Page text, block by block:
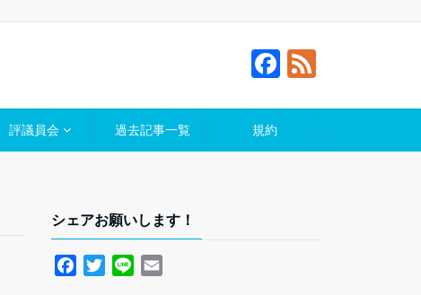
F
c
e
F
e
d
評議員会 過去記事一覧 規約
シェアお願いします！